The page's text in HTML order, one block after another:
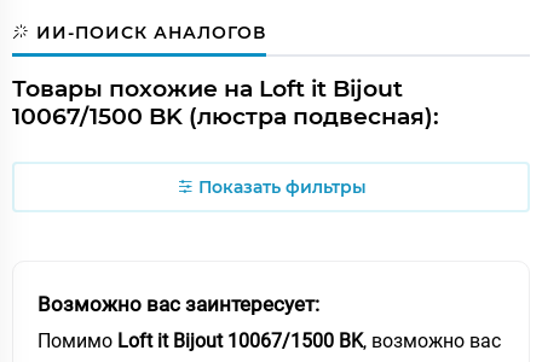
ИИ-ПОИСК АНАЛОГОВ
Товары похожие на Loft it Bijout
10067/1500 BK (люстра подвесная):
Показать фильтры
Возможно вас заинтересует:
Помимо Loft it Bijout 10067/1500 BK, возможно вас